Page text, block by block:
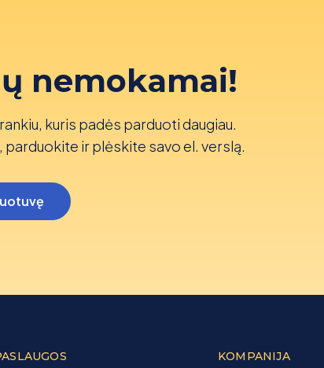
nemokamai!
kuris padės parduoti daugiau.
ir plėskite savo el. verslą.
KOMPANIJA